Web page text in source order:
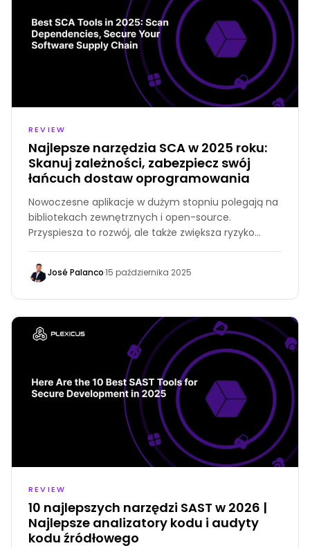
REVIEW
Najlepsze narzędzia SCA w 2025 roku:
Skanuj zależności, zabezpiecz swój
łańcuch dostaw oprogramowania
Nowoczesne aplikacje w dużym stopniu polegają na
bibliotekach zewnętrznych i open-source.
Przyspiesza to rozwój, ale także zwiększa ryzyko
ataków. Każda zależność może wprowadzać
problemy, takie jak niezałatane luki w
zabezpieczeniach, ryzykowne licencje czy
problemy.
José Palanco·15 października 2025
REVIEW
10 najlepszych narzędzi SAST w 2026 |
Najlepsze analizatory kodu i audyty
kodu źródłowego